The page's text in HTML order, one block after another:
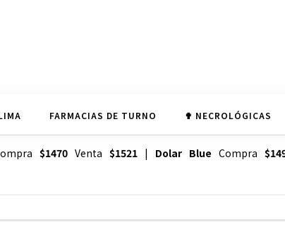
FARMACIAS DE TURNO ✟ NECROLÓGICAS
$1470Venta $1521| Dolar Blue Compra